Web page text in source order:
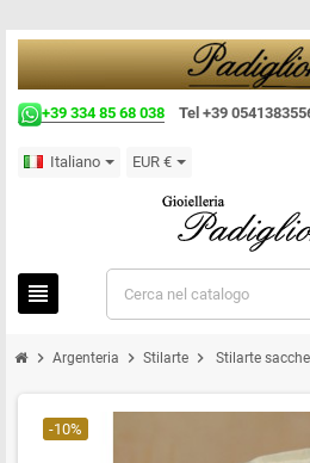
+39 334 85 68 038 Tel +39
Italiano EUR €
view_headline
chevron_right Argenteria chevron_right Stilarte chevron_right Stilarte
-10%